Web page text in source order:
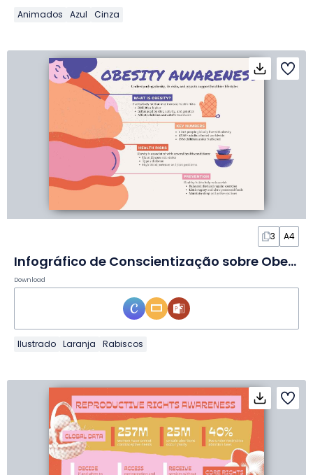
Animados Azul Cinza
3 A4
Infográfico de Conscientização sobre Obesidade em Slides
Download
Ilustrado Laranja Rabiscos